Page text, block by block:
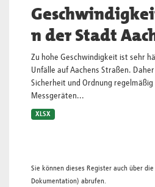
n der Stadt
Zu hohe Geschwindigkeit ist sehr
Unfälle auf Aachens Straßen.
Sicherheit und Ordnung
Messgeräten...
XLSX
Sie können dieses Register auch über die
Dokumentation) abrufen.